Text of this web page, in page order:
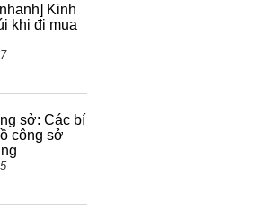
Kinh
khi đi mua
sở: Các bí
công sở